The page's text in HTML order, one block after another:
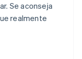
Se aconseja
realmente